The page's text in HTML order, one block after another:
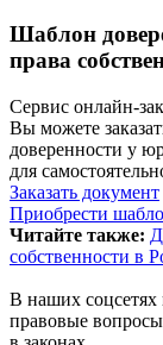
Шаблон
права
Сервис онлайн-
Вы можете
доверенности у
для
Заказать документ
Приобрести
Читайте также:
собственности в
В наших соцсетях
правовые